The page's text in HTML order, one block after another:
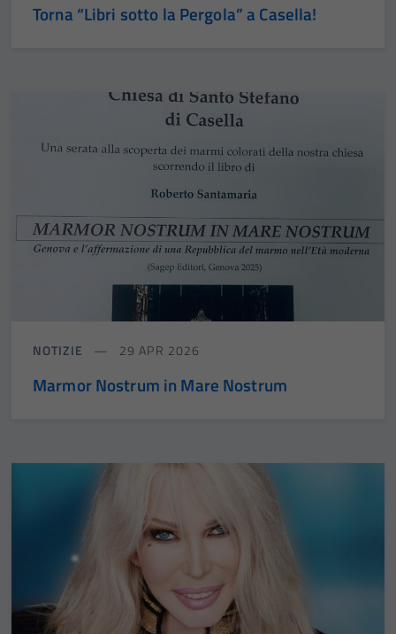
Torna “Libri sotto la Pergola” a Casella!
NOTIZIE 29 APR 2026
Marmor Nostrum in Mare Nostrum